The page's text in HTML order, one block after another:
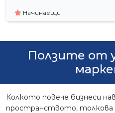
Начинаещи
Ползите от
Колкото повече бизнеси
пространството, толкова